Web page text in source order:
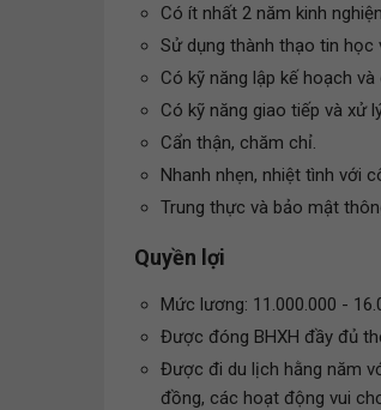
Có ít nhất 2 năm kinh
Sử dụng thành thạo tin học
Có kỹ năng lập kế hoạch và
Có kỹ năng giao tiếp và xử
Cẩn thận, chăm chỉ.
Nhanh nhẹn, nhiệt tình với
Trung thực và bảo mật
Quyền lợi
Mức lương: 11.000.000 -
Được đóng BHXH đầy đủ
Được đi du lịch hằng năm
đồng, các hoạt động vui